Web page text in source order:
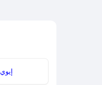
Eyewa | إيوي